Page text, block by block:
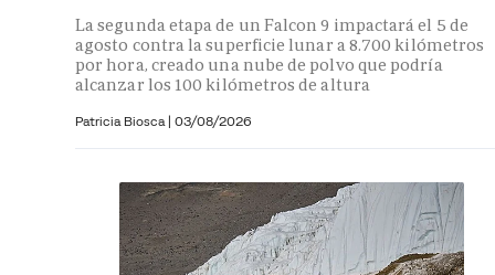
La segunda etapa de un Falcon 9 impactará el 5 de
agosto contra la superficie lunar a 8.700 kilómetros
por hora, creado una nube de polvo que podría
alcanzar los 100 kilómetros de altura
Patricia Biosca | 03/08/2026